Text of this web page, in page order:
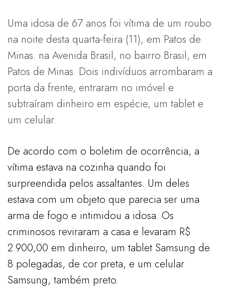
Uma idosa de 67 anos foi vítima de um roubo
na noite desta quarta-feira (11), em Patos de
Minas. na Avenida Brasil, no bairro Brasil, em
Patos de Minas. Dois indivíduos arrombaram a
porta da frente, entraram no imóvel e
subtraíram dinheiro em espécie, um tablet e
um celular.
De acordo com o boletim de ocorrência, a
vítima estava na cozinha quando foi
surpreendida pelos assaltantes. Um deles
estava com um objeto que parecia ser uma
arma de fogo e intimidou a idosa. Os
criminosos reviraram a casa e levaram R$
2.900,00 em dinheiro, um tablet Samsung de
8 polegadas, de cor preta, e um celular
Samsung, também preto.